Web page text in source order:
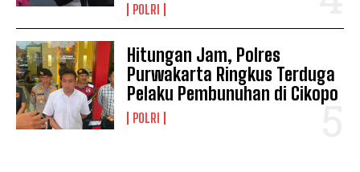
POLRI
Hitungan Jam, Polres
Purwakarta Ringkus Terduga
Pelaku Pembunuhan di Cikopo
POLRI